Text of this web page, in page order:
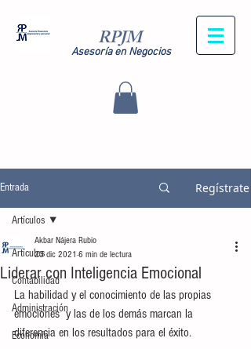
RPJM
Asesoría en Negocios
Entrada Regístrate
Artículos
Contabilidad
Administración
Economía
Artículos
Liderar con Inteligencia Emocional
Akbar Nájera Rubio
23 dic 2021 6 min de lectura
La habilidad y el conocimiento de las propias
emociones  y las de los demás marcan la
diferencia en los resultados para el éxito.